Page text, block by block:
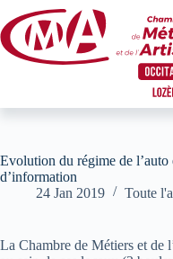
au
contenu
Evolution du régime de l’auto
d’information
24 Jan 2019
Toute
La Chambre de Métiers et de